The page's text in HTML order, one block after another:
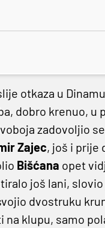
otkaza u
dobro krenuo,
zadovoljio
Zajec, još i prije
Bišćana opet
još lani,
dvostruku
klupu, samo